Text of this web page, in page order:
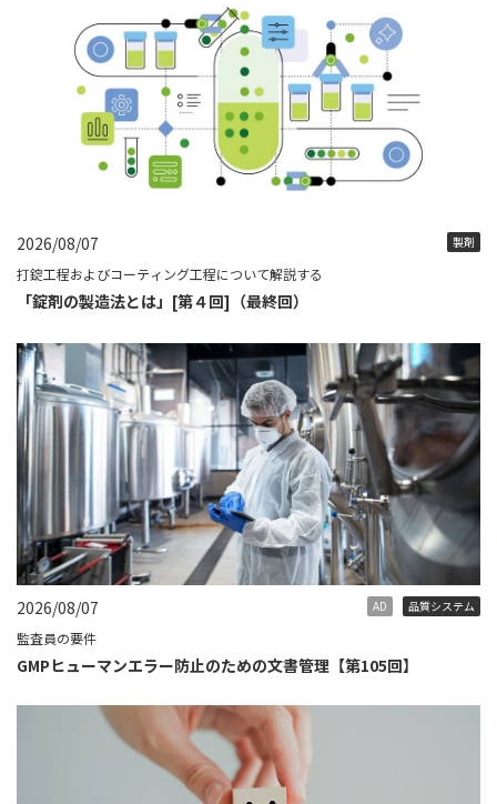
2026/08/07 製剤
打錠工程およびコーティング工程について解説する
「錠剤の製造法とは」[第４回]（最終回）
2026/08/07 AD 品質システム
監査員の要件
GMPヒューマンエラー防止のための文書管理【第105回】